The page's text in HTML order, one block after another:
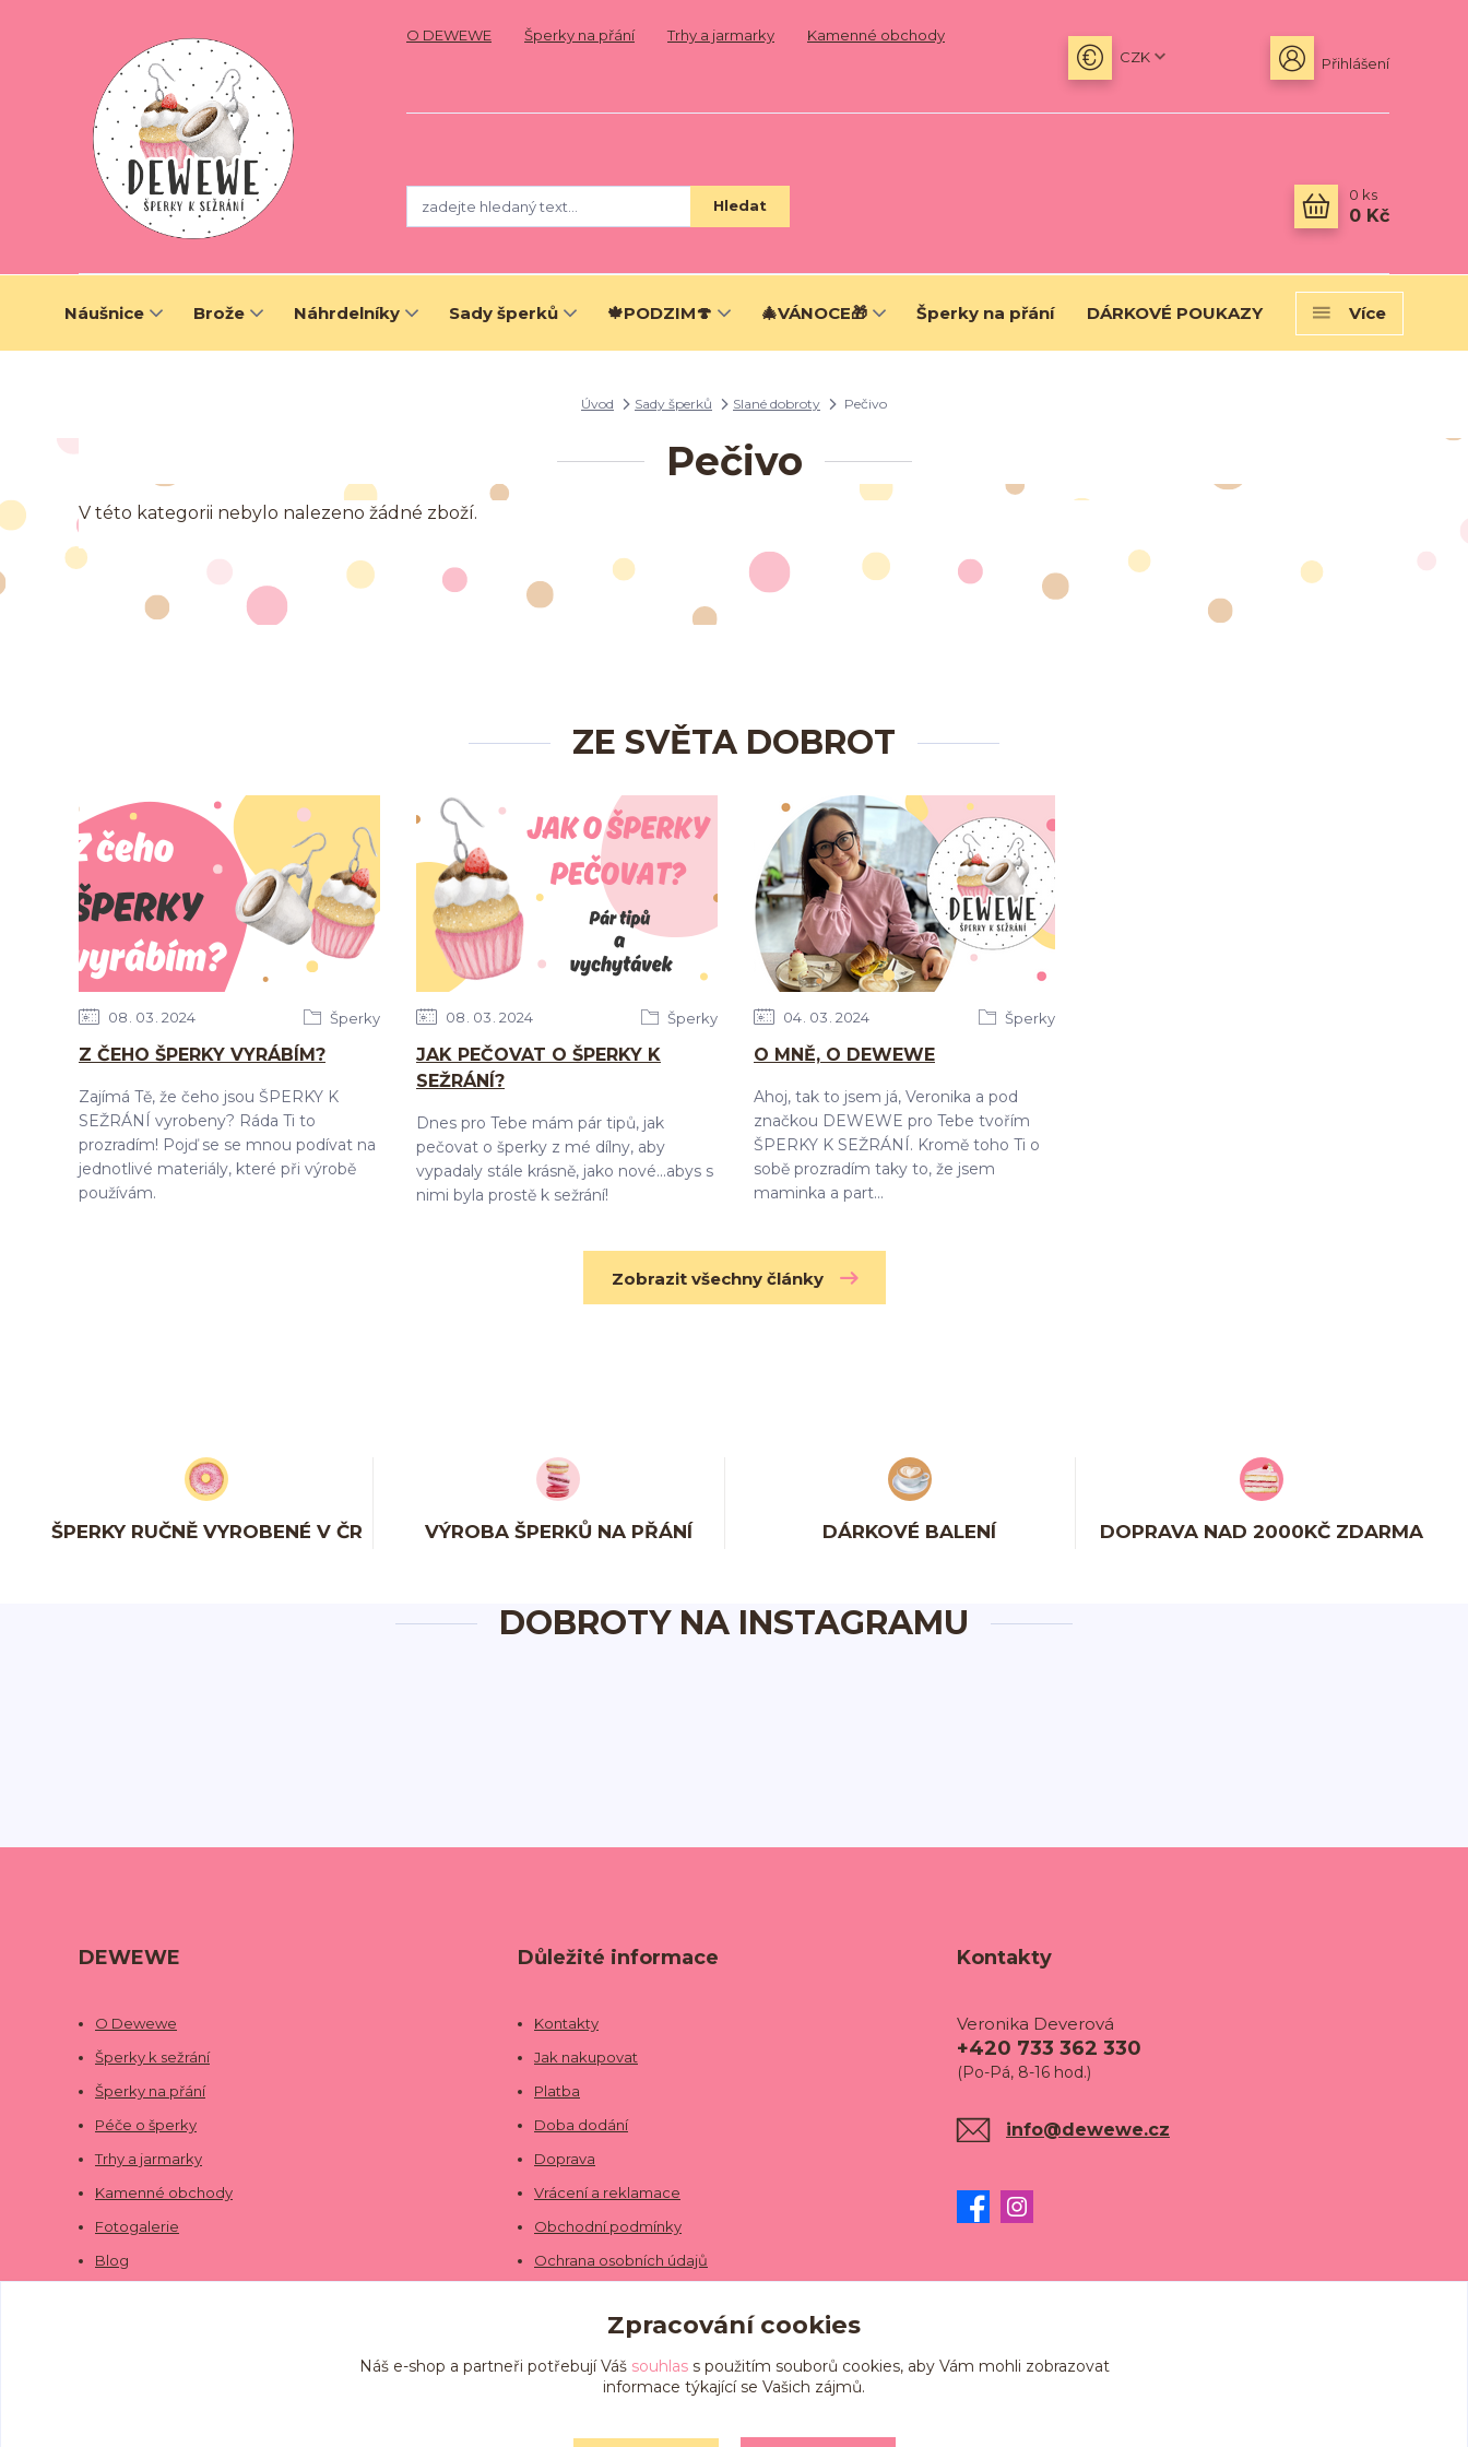
O DEWEWE Šperky na přání Trhy a jarmarky
Kamenné obchody
CZK
Přihlášení
Hledat
0 ks
0 Kč
Náušnice Brože Náhrdelníky Sady šperků 🍁PODZIM🍄 🎄VÁNOCE🎁 Šperky na přání DÁRKOVÉ POUKAZY Více
Úvod Sady šperků Slané dobroty Pečivo
Pečivo
V této kategorii nebylo nalezeno žádné zboží.
ZE SVĚTA DOBROT
08 03 2024 Šperky
Z ČEHO ŠPERKY VYRÁBÍM?
Zajímá Tě, že čeho jsou ŠPERKY K
SEŽRÁNÍ vyrobeny? Ráda Ti to
prozradím! Pojď se se mnou podívat na
jednotlivé materiály, které při výrobě
používám.
08 03 2024 Šperky
JAK PEČOVAT O ŠPERKY K
SEŽRÁNÍ?
Dnes pro Tebe mám pár tipů, jak
pečovat o šperky z mé dílny, aby
vypadaly stále krásně, jako nové...abys s
nimi byla prostě k sežrání!
04 03 2024 Šperky
O MNĚ, O DEWEWE
Ahoj, tak to jsem já, Veronika a pod
značkou DEWEWE pro Tebe tvořím
ŠPERKY K SEŽRÁNÍ. Kromě toho Ti o
sobě prozradím taky to, že jsem
maminka a part...
Zobrazit všechny články
ŠPERKY RUČNĚ VYROBENÉ V ČR VÝROBA ŠPERKŮ NA PŘÁNÍ DÁRKOVÉ BALENÍ DOPRAVA NAD 2000KČ ZDARMA
DOBROTY NA INSTAGRAMU
DEWEWE
O Dewewe
Šperky k sežrání
Šperky na přání
Péče o šperky
Trhy a jarmarky
Kamenné obchody
Fotogalerie
Blog
Důležité informace
Kontakty
Jak nakupovat
Platba
Doba dodání
Doprava
Vrácení a reklamace
Obchodní podmínky
Ochrana osobních údajů
Kontakty
Veronika Deverová
+420 733 362 330
(Po-Pá, 8-16 hod.)
info@dewewe.cz
Zpracování cookies
Náš e-shop a partneři potřebují Váš souhlass použitím souborů cookies, aby Vám mohli zobrazovat
informace týkající se Vašich zájmů.